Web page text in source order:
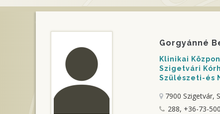
Gorgyánné
Klinikai
Szigetvári
Szülészeti-és
7900 Szigetvár,
288, +36-73-